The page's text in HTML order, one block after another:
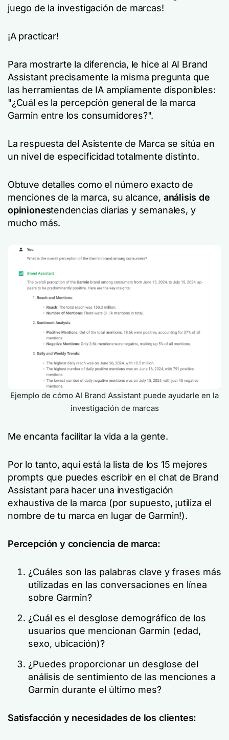
juego de la investigación de marcas!
¡A practicar!
Para mostrarte la diferencia, le hice al AI Brand
Assistant precisamente la misma pregunta que
las herramientas de IA ampliamente disponibles:
"¿Cuál es la percepción general de la marca
Garmin entre los consumidores?".
La respuesta del Asistente de Marca se sitúa en
un nivel de especificidad totalmente distinto.
Obtuve detalles como el número exacto de
menciones de la marca, su alcance, análisis de
opinionestendencias diarias y semanales, y
mucho más.
Ejemplo de cómo AI Brand Assistant puede ayudarle en la
investigación de marcas
Me encanta facilitar la vida a la gente.
Por lo tanto, aquí está la lista de los 15 mejores
prompts que puedes escribir en el chat de Brand
Assistant para hacer una investigación
exhaustiva de la marca (por supuesto, ¡utiliza el
nombre de tu marca en lugar de Garmin!).
Percepción y conciencia de marca:
¿Cuáles son las palabras clave y frases más
utilizadas en las conversaciones en línea
sobre Garmin?
¿Cuál es el desglose demográfico de los
usuarios que mencionan Garmin (edad,
sexo, ubicación)?
¿Puedes proporcionar un desglose del
análisis de sentimiento de las menciones a
Garmin durante el último mes?
Satisfacción y necesidades de los clientes: